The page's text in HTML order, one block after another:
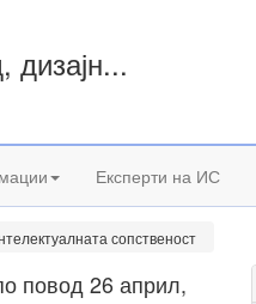
дизајн...
Експерти на ИС
сопственост
повод 26 април,